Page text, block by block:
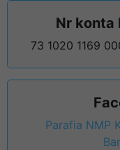
Nr konta
73 1020 1169
Parafia NMP